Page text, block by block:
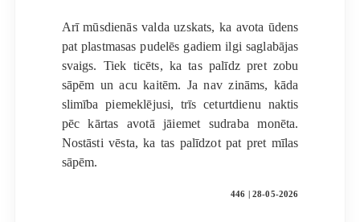
Arī mūsdienās valda uzskats, ka avota ūdens
pat plastmasas pudelēs gadiem ilgi saglabājas
svaigs. Tiek ticēts, ka tas palīdz pret zobu
sāpēm un acu kaitēm. Ja nav zināms, kāda
slimība piemeklējusi, trīs ceturtdienu naktis
pēc kārtas avotā jāiemet sudraba monēta.
Nostāsti vēsta, ka tas palīdzot pat pret mīlas
sāpēm.
446 | 28-05-2026